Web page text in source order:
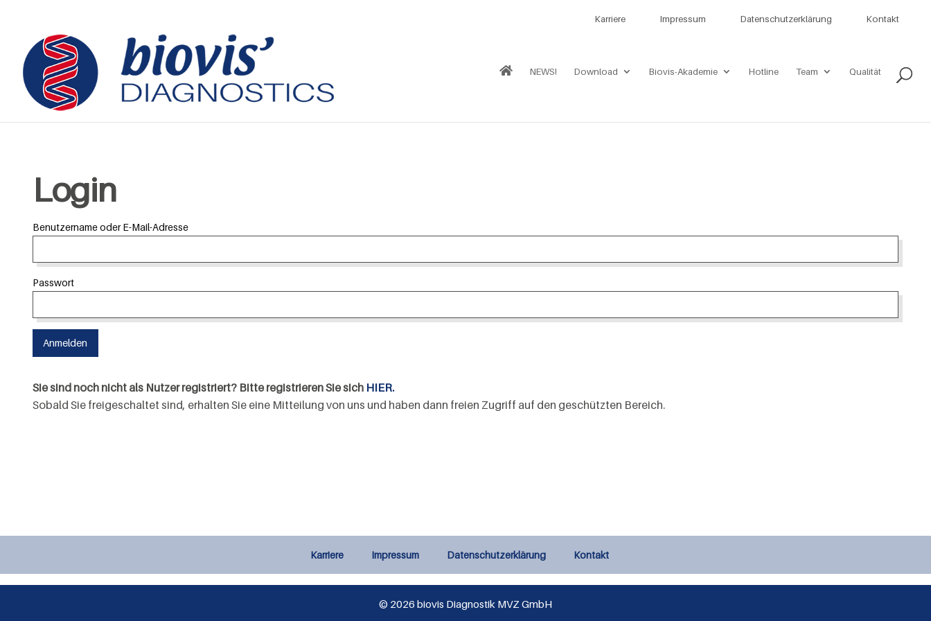
Karriere Impressum Datenschutzerklärung Kontakt
NEWS! Download Biovis-Akademie Hotline Team Qualität
Login
Benutzername oder E-Mail-Adresse
Passwort
Sie sind noch nicht als Nutzer registriert? Bitte registrieren Sie sich HIER.
Sobald Sie freigeschaltet sind, erhalten Sie eine Mitteilung von uns und haben dann freien Zugriff auf den geschützten Bereich.
Karriere Impressum Datenschutzerklärung Kontakt
© 2026 biovis Diagnostik MVZ GmbH